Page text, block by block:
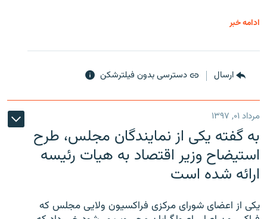
ادامه خبر
ارسال دسترسی بدون فیلترشکن
مرداد ۰۱, ۱۳۹۷
به گفته یکی از نمایندگان مجلس، طرح
استیضاح وزیر اقتصاد به هیات رئیسه
ارائه شده است
یکی از اعضای شورای مرکزی فراکسیون ولایی مجلس که